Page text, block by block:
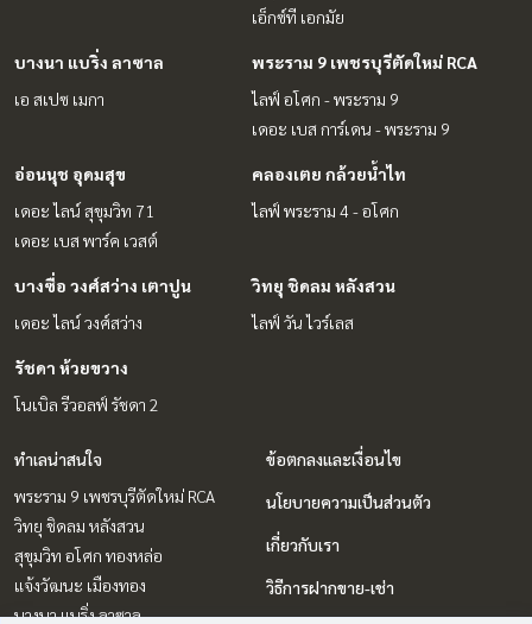
เอ็กซ์ที เอกมัย
บางนา แบริ่ง ลาซาล
เอ สเปซ เมกา
พระราม 9 เพชรบุรีตัดใหม่ RCA
ไลฟ์ อโศก - พระราม 9
เดอะ เบส การ์เดน - พระราม 9
อ่อนนุช อุดมสุข
เดอะ ไลน์ สุขุมวิท 71
เดอะ เบส พาร์ค เวสต์
คลองเตย กล้วยน้ำไท
ไลฟ์ พระราม 4 - อโศก
บางซื่อ วงศ์สว่าง เตาปูน
เดอะ ไลน์ วงศ์สว่าง
วิทยุ ชิดลม หลังสวน
ไลฟ์ วัน ไวร์เลส
รัชดา ห้วยขวาง
โนเบิล รีวอลฟ์ รัชดา 2
ทำเลน่าสนใจ
พระราม 9 เพชรบุรีตัดใหม่ RCA
วิทยุ ชิดลม หลังสวน
สุขุมวิท อโศก ทองหล่อ
แจ้งวัฒนะ เมืองทอง
บางนา แบริ่ง ลาซาล
ข้อตกลงและเงื่อนไข
นโยบายความเป็นส่วนตัว
เกี่ยวกับเรา
วิธีการฝากขาย-เช่า